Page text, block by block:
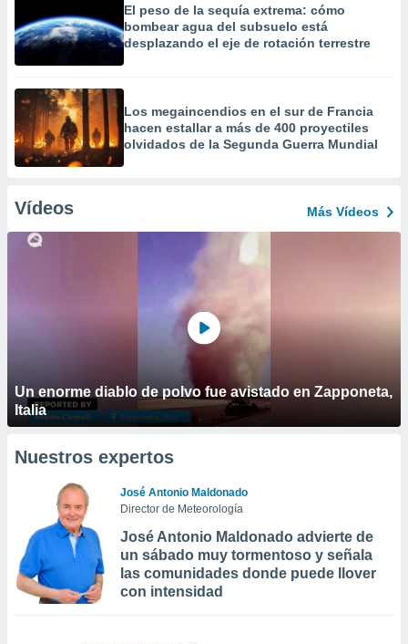
El peso de la sequía extrema: cómo
bombear agua del subsuelo está
desplazando el eje de rotación terrestre
Los megaincendios en el sur de Francia
hacen estallar a más de 400 proyectiles
olvidados de la Segunda Guerra Mundial
Vídeos Más Vídeos
Un enorme diablo de polvo fue avistado en Zapponeta,
Italia
Nuestros expertos
José Antonio Maldonado
Director de Meteorología
José Antonio Maldonado advierte de
un sábado muy tormentoso y señala
las comunidades donde puede llover
con intensidad